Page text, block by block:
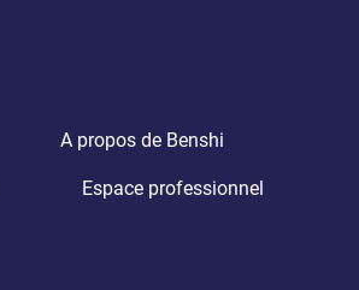
A propos de Benshi
Espace professionnel